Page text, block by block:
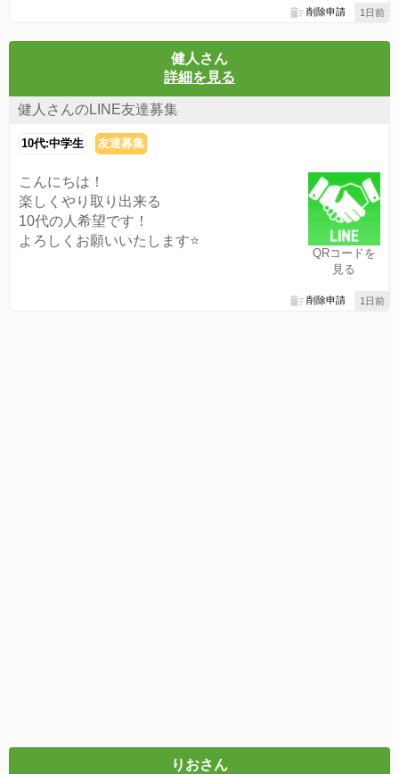
1日前
削除申請
健人さん
詳細を見る
健人さんのLINE友達募集
10代:中学生 友達募集
QRコードを
見る
こんにちは！
楽しくやり取り出来る
10代の人希望です！
よろしくお願いいたします⭐️
1日前
削除申請
りおさん